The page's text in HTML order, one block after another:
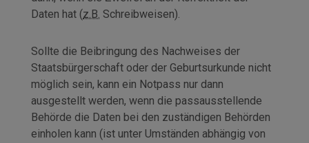
Daten hat (z.B. Schreibweisen).
Sollte die Beibringung des Nachweises der
Staatsbürgerschaft oder der Geburtsurkunde nicht
möglich sein, kann ein Notpass nur dann
ausgestellt werden, wenn die passausstellende
Behörde die Daten bei den zuständigen Behörden
einholen kann (ist unter Umständen abhängig von